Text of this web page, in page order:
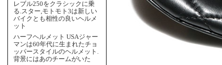
レブル250をクラシックに乗
る.スター,モトモト3は新しい
バイクとも相性の良いヘルメ
ット
ハーフヘルメット USAジャー
マンは60年代に生まれたチョ
ッパースタイルのヘルメット.
背景にはあのチームがいた